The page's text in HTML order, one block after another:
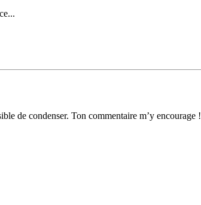
de condenser. Ton commentaire m’y encourage !